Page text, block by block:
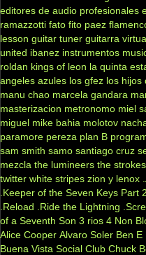
editores de audio profesionales
ramazzotti fato fito paez
lesson guitar tuner guitarra
united ibanez instrumentos
roldan kings of leon la quinta
angeles azules los gfez los hijos
manu chao marcela gandara
masterizacion metronomo miel
miguel mike bahia molotov
paramore pereza plan B
sam smith samo santiago cruz
mezcla the lumineers the strokes
twitter white stripes zion y lenox
.Keeper of the Seven Keys Part 2
.Reload
.Ride the Lightning
of a Seventh Son 3 rios 4 Non
Alice Cooper Alvaro Soler Ben E
Buena Vista Social Club Chuck